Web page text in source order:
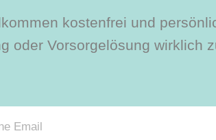
kostenfrei und
oder Vorsorgelösung wirklich